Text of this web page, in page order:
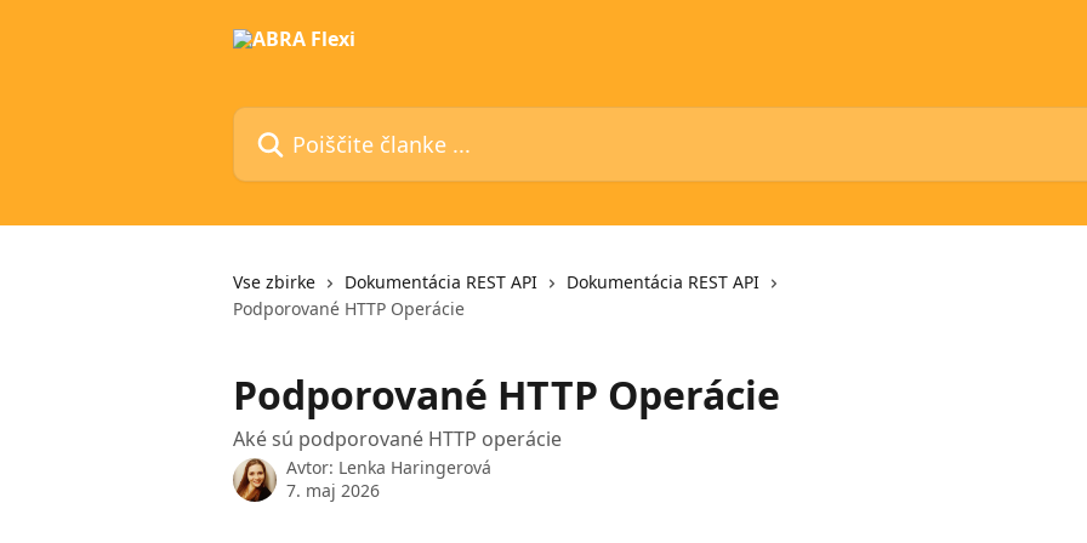
Poiščite članke ...
Vse zbirke Dokumentácia REST API
Dokumentácia REST API
Podporované HTTP Operácie
Podporované HTTP Operácie
Aké sú podporované HTTP operácie
Avtor: Lenka Haringerová
7. maj 2026